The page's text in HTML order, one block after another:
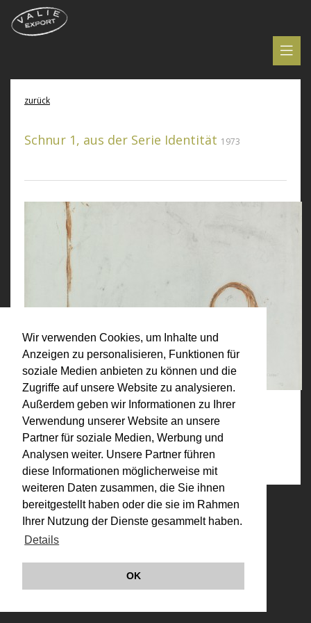
Wir verwenden Cookies, um Inhalte und
Anzeigen zu personalisieren, Funktionen für
soziale Medien anbieten zu können und die
Zugriffe auf unsere Website zu analysieren.
Außerdem geben wir Informationen zu Ihrer
Verwendung unserer Website an unsere
Partner für soziale Medien, Werbung und
Analysen weiter. Unsere Partner führen
diese Informationen möglicherweise mit
weiteren Daten zusammen, die Sie ihnen
bereitgestellt haben oder die sie im Rahmen
Ihrer Nutzung der Dienste gesammelt haben.
Details
OK
zurück
Schnur 1, aus der Serie Identität 1973
Kategorien:
1970-1979 (Auswahl) , Werke Zeichnungen
© VALIE EXPORT 2026
Impressum |
Datenschutz